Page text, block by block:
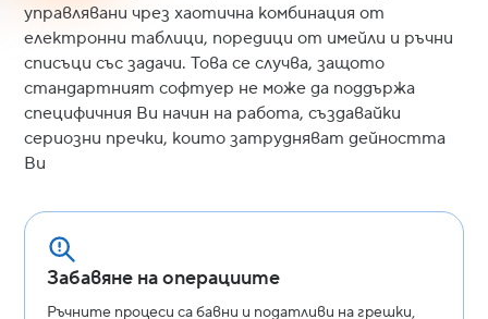
управлявани чрез хаотична комбинация от
електронни таблици, поредици от имейли и ръчни
списъци със задачи. Това се случва, защото
стандартният софтуер не може да поддържа
специфичния Ви начин на работа, създавайки
сериозни пречки, които затрудняват дейността
Ви
Забавяне на операциите
Ръчните процеси са бавни и податливи на грешки,